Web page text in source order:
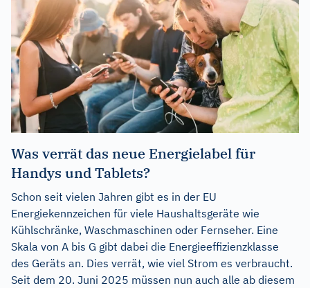
Was verrät das neue Energielabel für
Handys und Tablets?
Schon seit vielen Jahren gibt es in der EU
Energiekennzeichen für viele Haushaltsgeräte wie
Kühlschränke, Waschmaschinen oder Fernseher. Eine
Skala von A bis G gibt dabei die Energieeffizienzklasse
des Geräts an. Dies verrät, wie viel Strom es verbraucht.
Seit dem 20. Juni 2025 müssen nun auch alle ab diesem